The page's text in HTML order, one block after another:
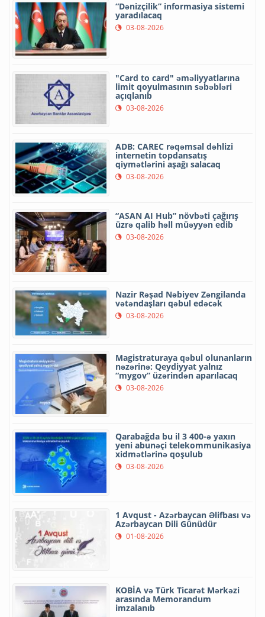
“Dənizçilik” informasiya sistemi
yaradılacaq
03-08-2026
"Card to card" əməliyyatlarına
limit qoyulmasının səbəbləri
açıqlanıb
03-08-2026
ADB: CAREC rəqəmsal dəhlizi
internetin topdansatış
qiymətlərini aşağı salacaq
03-08-2026
“ASAN AI Hub” növbəti çağırış
üzrə qalib həll müəyyən edib
03-08-2026
Nazir Rəşad Nəbiyev Zəngilanda
vətəndaşları qəbul edəcək
03-08-2026
Magistraturaya qəbul olunanların
nəzərinə: Qeydiyyat yalnız
“mygov” üzərindən aparılacaq
03-08-2026
Qarabağda bu il 3 400-ə yaxın
yeni abunəçi telekommunikasiya
xidmətlərinə qoşulub
03-08-2026
1 Avqust - Azərbaycan Əlifbası və
Azərbaycan Dili Günüdür
01-08-2026
KOBİA və Türk Ticarət Mərkəzi
arasında Memorandum
imzalanıb